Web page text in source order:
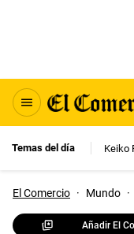
Temas del día Keiko
El Comercio · Mundo ·
Añadir El